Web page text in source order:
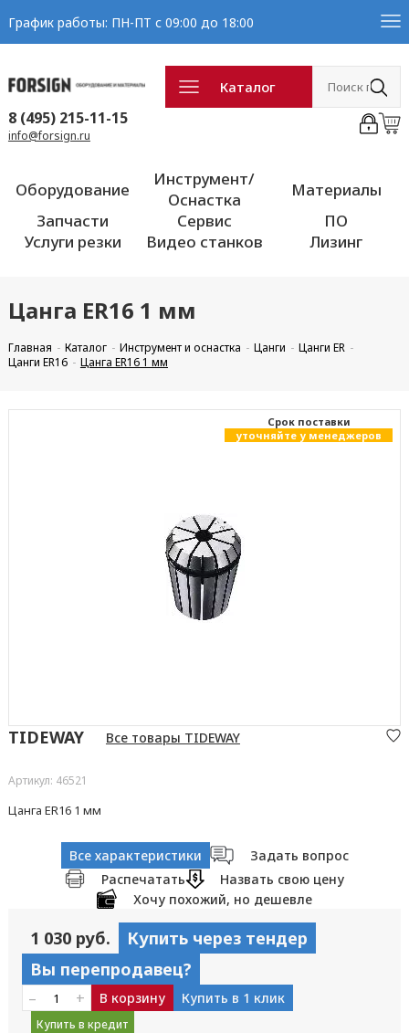
График работы: ПН-ПТ с 09:00 до 18:00
Каталог
8 (495) 215-11-15
info@forsign.ru
Оборудование
Инструмент/
Оснастка
Материалы
Запчасти
Сервис
ПО
Услуги резки
Видео станков Лизинг
Цанга ER16 1 мм
Главная Каталог Инструмент и оснастка Цанги
Цанги ER
Цанги ER16
Цанга ER16 1 мм
Cрок поставки
уточняйте у менеджеров
TIDEWAY Все товары TIDEWAY
Артикул: 46521
Цанга ER16 1 мм
Все характеристики
Задать вопрос
Распечатать
Назвать свою цену
Хочу похожий, но дешевле
1 030 руб.
Купить через тендер
Вы перепродавец?
– + В корзину Купить в 1 клик
Купить в кредит